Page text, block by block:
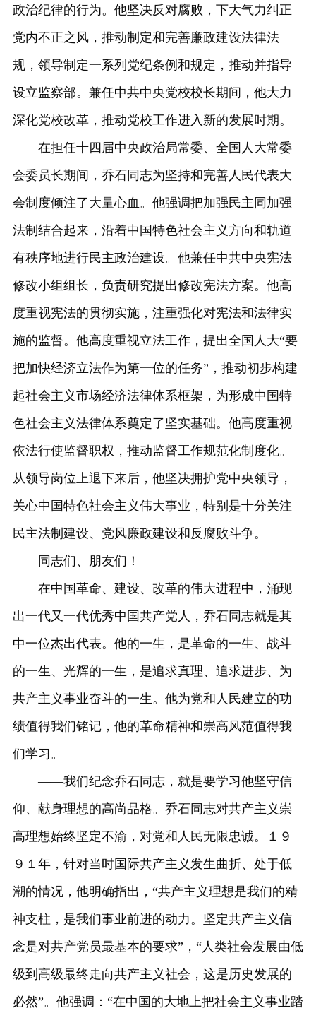
政治纪律的行为。他坚决反对腐败，下大气力纠正
党内不正之风，推动制定和完善廉政建设法律法
规，领导制定一系列党纪条例和规定，推动并指导
设立监察部。兼任中共中央党校校长期间，他大力
深化党校改革，推动党校工作进入新的发展时期。
在担任十四届中央政治局常委、全国人大常委
会委员长期间，乔石同志为坚持和完善人民代表大
会制度倾注了大量心血。他强调把加强民主同加强
法制结合起来，沿着中国特色社会主义方向和轨道
有秩序地进行民主政治建设。他兼任中共中央宪法
修改小组组长，负责研究提出修改宪法方案。他高
度重视宪法的贯彻实施，注重强化对宪法和法律实
施的监督。他高度重视立法工作，提出全国人大“要
把加快经济立法作为第一位的任务”，推动初步构建
起社会主义市场经济法律体系框架，为形成中国特
色社会主义法律体系奠定了坚实基础。他高度重视
依法行使监督职权，推动监督工作规范化制度化。
从领导岗位上退下来后，他坚决拥护党中央领导，
关心中国特色社会主义伟大事业，特别是十分关注
民主法制建设、党风廉政建设和反腐败斗争。
同志们、朋友们！
在中国革命、建设、改革的伟大进程中，涌现
出一代又一代优秀中国共产党人，乔石同志就是其
中一位杰出代表。他的一生，是革命的一生、战斗
的一生、光辉的一生，是追求真理、追求进步、为
共产主义事业奋斗的一生。他为党和人民建立的功
绩值得我们铭记，他的革命精神和崇高风范值得我
们学习。
——我们纪念乔石同志，就是要学习他坚守信
仰、献身理想的高尚品格。乔石同志对共产主义崇
高理想始终坚定不渝，对党和人民无限忠诚。１９
９１年，针对当时国际共产主义发生曲折、处于低
潮的情况，他明确指出，“共产主义理想是我们的精
神支柱，是我们事业前进的动力。坚定共产主义信
念是对共产党员最基本的要求”，“人类社会发展由低
级到高级最终走向共产主义社会，这是历史发展的
必然”。他强调：“在中国的大地上把社会主义事业踏